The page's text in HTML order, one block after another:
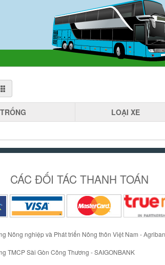
TRỐNG LOẠI XE
CÁC ĐỐI TÁC THANH TOÁN
Nông nghiệp và Phát triển Nông thôn Việt Nam -
TMCP Sài Gòn Công Thương - SAIGONBANK